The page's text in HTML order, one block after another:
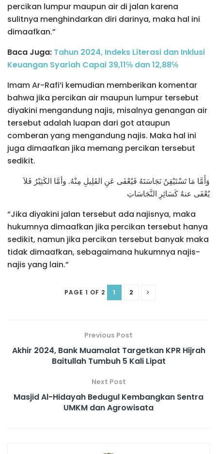
percikan lumpur maupun air di jalan karena
sulitnya menghindarkan diri darinya, maka hal ini
dimaafkan.”
Baca Juga: Tahun 2024, Indeks Literasi dan Inklusi
Keuangan Syariah Capai 39,11℅ dan 12,88℅
Imam Ar-Rafi‘i kemudian memberikan komentar
bahwa jika percikan air maupun lumpur tersebut
diyakini mengandung najis, misalnya genangan air
tersebut adalah luapan dari got ataupun
comberan yang mengandung najis. Maka hal ini
juga dimaafkan jika memang percikan tersebut
sedikit.
وَأَمَّا مَا تَسْتَيْقِنُ نَجَاسَتَهُ فَيُعْفَى عَنِ القَلِيلِ مِنْهُ. وأمَّا الكَثِيْرُ فَلاَ
يُعْفَى عنهُ كَسَائِرِ النَّجَاسَاتِ
“Jika diyakini jalan tersebut ada najisnya, maka
hukumnya dimaafkan jika percikan tersebut hanya
sedikit, namun jika percikan tersebut banyak maka
tidak dimaafkan, sebagaimana hukumnya najis-
najis yang lain.”
PAGE 1 OF 2 1 2
Previous Post
Akhir 2024, Bank Muamalat Targetkan KPR Hijrah
Baitullah Tumbuh 5 Kali Lipat
Next Post
Masjid Al-Hidayah Bedugul Kembangkan Sentra
UMKM dan Agrowisata